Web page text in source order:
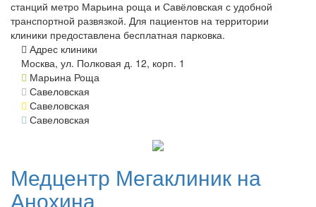
станций метро Марьина роща и Савёловская с удобной
транспортной развязкой. Для пациентов на территории
клиники предоставлена бесплатная парковка.
Адрес клиники
Москва, ул. Полковая д. 12, корп. 1
Марьина Роща
Савеловская
Савеловская
Савеловская
Медцентр Мегаклиник на
Анохина